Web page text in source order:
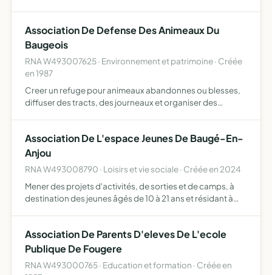
Association De Defense Des Animeaux Du
Baugeois
RNA W493007625 · Environnement et patrimoine · Créée
en 1987
Creer un refuge pour animeaux abandonnes ou blesses,
diffuser des tracts, des journeaux et organiser des
Association De L'espace Jeunes De Baugé-En-
Anjou
RNA W493008790 · Loisirs et vie sociale · Créée en 2024
Mener des projets d'activités, de sorties et de camps, à
destination des jeunes âgés de 10 à 21 ans et résidant à
l…
Association De Parents D'eleves De L'ecole
Publique De Fougere
RNA W493000765 · Education et formation · Créée en